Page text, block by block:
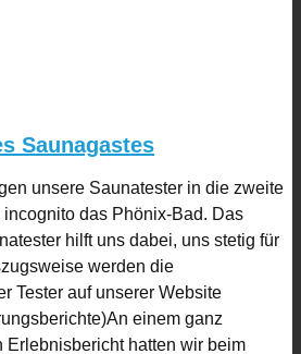
Saunagastes
unsere Saunatester in die zweite
das Phönix-Bad. Das
hilft uns dabei, uns stetig für
werden die
Tester auf unserer Website
einem ganz
Erlebnisbericht hatten wir beim